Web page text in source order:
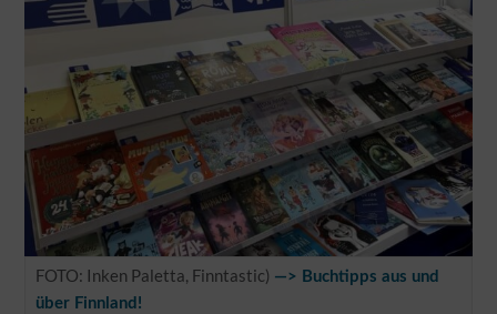
FOTO: Inken Paletta, Finntastic) —> Buchtipps aus und
über Finnland!